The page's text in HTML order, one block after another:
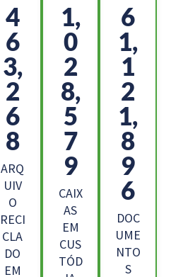
5
2
4,
5
8
9
ARQ
UIV
O
RECI
CLA
DO
EM
1,
1
6
4,
7
2
7
CAIX
AS
EM
CUS
TÓD
6
9,
2
1
2,
2
9
6
DOC
UME
NTO
S